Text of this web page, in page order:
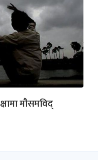
मौसमविद्